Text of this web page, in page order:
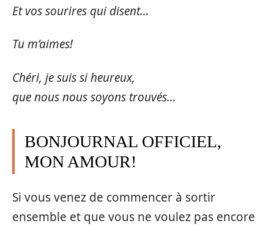
Et vos sourires qui disent…
Tu m’aimes!
Chéri, je suis si heureux,
que nous nous soyons trouvés…
BONJOURNAL OFFICIEL,
MON AMOUR!
Si vous venez de commencer à sortir
ensemble et que vous ne voulez pas encore